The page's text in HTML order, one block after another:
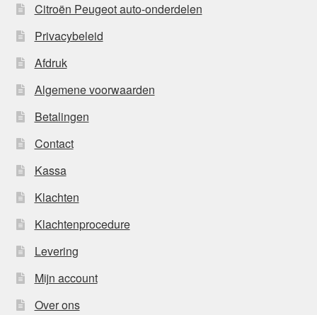
Citroën Peugeot auto-onderdelen
Privacybeleid
Afdruk
Algemene voorwaarden
Betalingen
Contact
Kassa
Klachten
Klachtenprocedure
Levering
Mijn account
Over ons